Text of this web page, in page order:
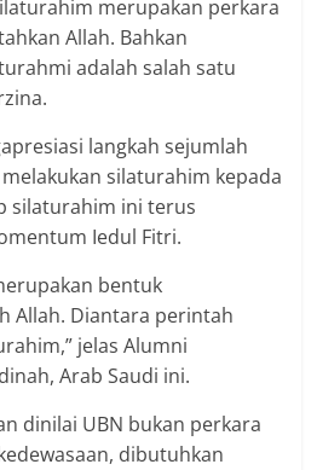
merupakan perkara
Allah. Bahkan
adalah salah satu
langkah sejumlah
silaturahim kepada
silaturahim ini terus
Iedul Fitri.
bentuk
Allah. Diantara perintah
jelas Alumni
Arab Saudi ini.
dinilai UBN bukan perkara
dibutuhkan